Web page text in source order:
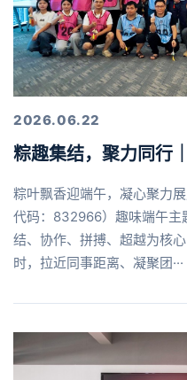
2026.06.22
粽趣集结，聚力同行
粽叶飘香迎端午，凝心聚力
代码：832966）趣味端午主
结、协作、拼搏、超越为核
时，拉近同事距离、凝聚团···